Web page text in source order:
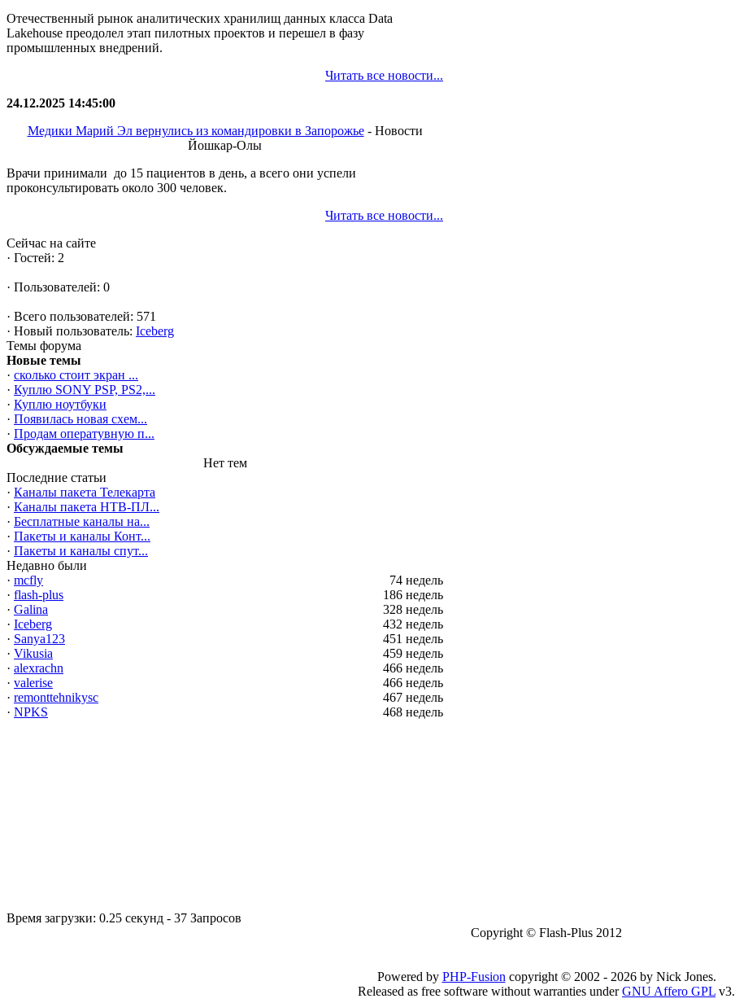
Отечественный рынок аналитических хранилищ данных класса Data
Lakehouse преодолел этап пилотных проектов и перешел в фазу
промышленных внедрений.
Читать все новости...
24.12.2025 14:45:00
Медики Марий Эл вернулись из командировки в Запорожье- Новости
Йошкар-Олы
Врачи принимали до 15 пациентов в день, а всего они успели
проконсультировать около 300 человек.
Читать все новости...
Сейчас на сайте
· Гостей: 2
· Пользователей: 0
· Всего пользователей: 571
· Новый пользователь: Iceberg
Темы форума
Новые темы
· сколько стоит экран ...
· Куплю SONY PSP, PS2,...
· Куплю ноутбуки
· Появилась новая схем...
· Продам оператувную п...
Обсуждаемые темы
Нет тем
Последние статьи
· Каналы пакета Телекарта
· Каналы пакета НТВ-ПЛ...
· Бесплатные каналы на...
· Пакеты и каналы Конт...
· Пакеты и каналы спут...
Недавно были
· mcfly
74 недель
· flash-plus
186 недель
· Galina
328 недель
· Iceberg
432 недель
· Sanya123
451 недель
· Vikusia
459 недель
· alexrachn
466 недель
· valerise
466 недель
· remonttehnikysc
467 недель
· NPKS 468 недель
Время загрузки: 0.25 секунд - 37 Запросов
Copyright © Flash-Plus 2012
Powered by PHP-Fusion copyright © 2002 - 2026 by Nick Jones.
Released as free software without warranties underGNU Affero GPL v3.